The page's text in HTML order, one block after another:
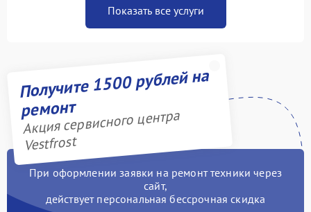
Показать все услуги
Получите 1500 рублей на
ремонт
Акция сервисного центра
Vestfrost
При оформлении заявки на ремонт техники через
сайт,
действует персональная бессрочная скидка